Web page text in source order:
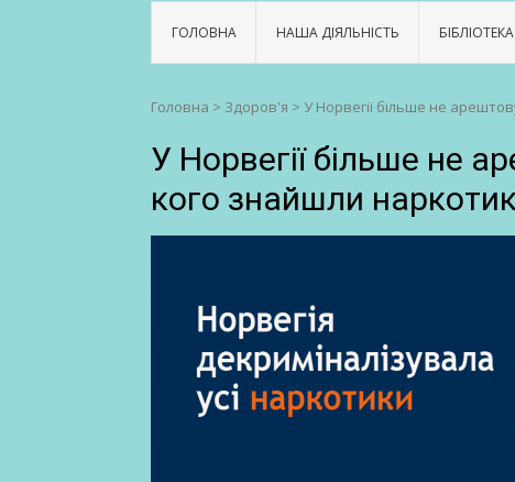
ГОЛОВНА НАША ДІЯЛЬНІСТЬ БІБЛІОТЕКА
Головна > Здоров'я > У Норвегії більше не
У Норвегії більше не
кого знайшли